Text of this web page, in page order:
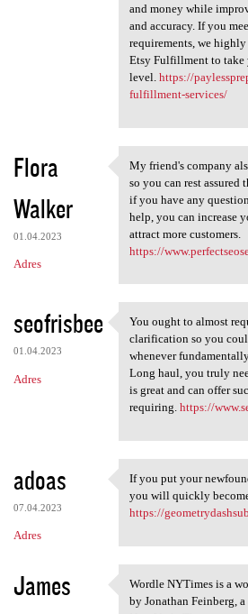
and money while
and accuracy. If you
requirements, we
Etsy Fulfillment to take
level. https://
fulfillment-services/
Flora
Walker
01.04.2023
Adres
My friend's
My friend's company
so you can rest assured
if you have any
help, you can increase
attract more customers.
https://
seofrisbee
01.04.2023
Adres
You ought to
You ought to almost
clarification so you
whenever
Long haul, you truly
is great and can offer
requiring. https://
adoas
07.04.2023
Adres
If you put your
If you put your
you will quickly
https://
James
Wordle NYTimes is
Wordle NYTimes is a
by Jonathan Feinberg,